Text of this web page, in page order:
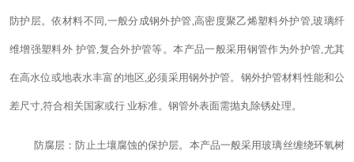
防护层。依材料不同,一般分成钢外护管,高密度聚乙烯塑料外护管,玻璃纤
维增强塑料外 护管,复合外护管等。本产品一般采用钢管作为外护管,尤其
在高水位或地表水丰富的地区,必须采用钢外护管。钢外护管材料性能和公
差尺寸,符合相关国家或行 业标准。钢管外表面需抛丸除锈处理。
防腐层：防止土壤腐蚀的保护层。本产品一般采用玻璃丝缠绕环氧树